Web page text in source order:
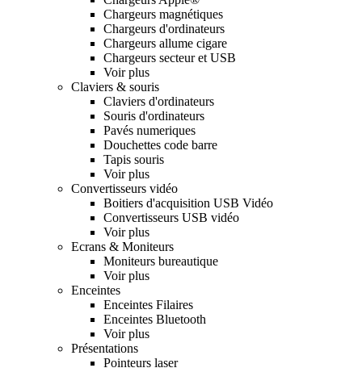
Chargeurs magnétiques
Chargeurs d'ordinateurs
Chargeurs allume cigare
Chargeurs secteur et USB
Voir plus
Claviers & souris
Claviers d'ordinateurs
Souris d'ordinateurs
Pavés numeriques
Douchettes code barre
Tapis souris
Voir plus
Convertisseurs vidéo
Boitiers d'acquisition USB Vidéo
Convertisseurs USB vidéo
Voir plus
Ecrans & Moniteurs
Moniteurs bureautique
Voir plus
Enceintes
Enceintes Filaires
Enceintes Bluetooth
Voir plus
Présentations
Pointeurs laser